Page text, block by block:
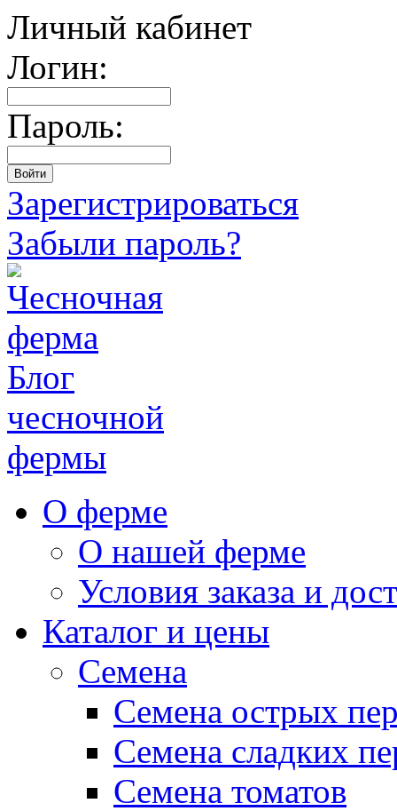
Личный кабинет
Логин:
Пароль:
Зарегистрироваться
Забыли пароль?
Блог
чесночной
фермы
О ферме
О нашей ферме
Условия заказа и
Каталог и цены
Семена
Семена острых
Семена сладких
Семена томатов